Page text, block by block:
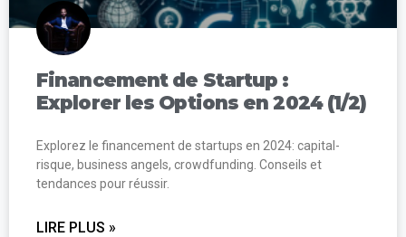
Financement de Startup :
Explorer les Options en 2024 (1/2)
Explorez le financement de startups en 2024: capital-
risque, business angels, crowdfunding. Conseils et
tendances pour réussir.
LIRE PLUS »